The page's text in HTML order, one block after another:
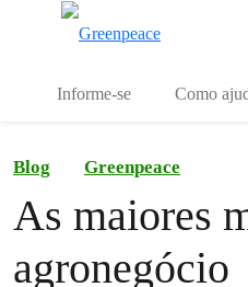
Informe-se Como
Blog Greenpeace
As maiores
agronegócio